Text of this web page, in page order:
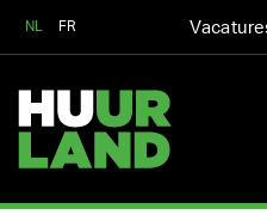
NL FR